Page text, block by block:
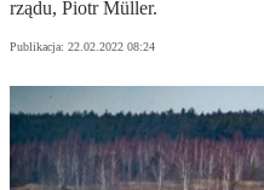
rządu, Piotr Müller.
Publikacja: 22.02.2022 08:24